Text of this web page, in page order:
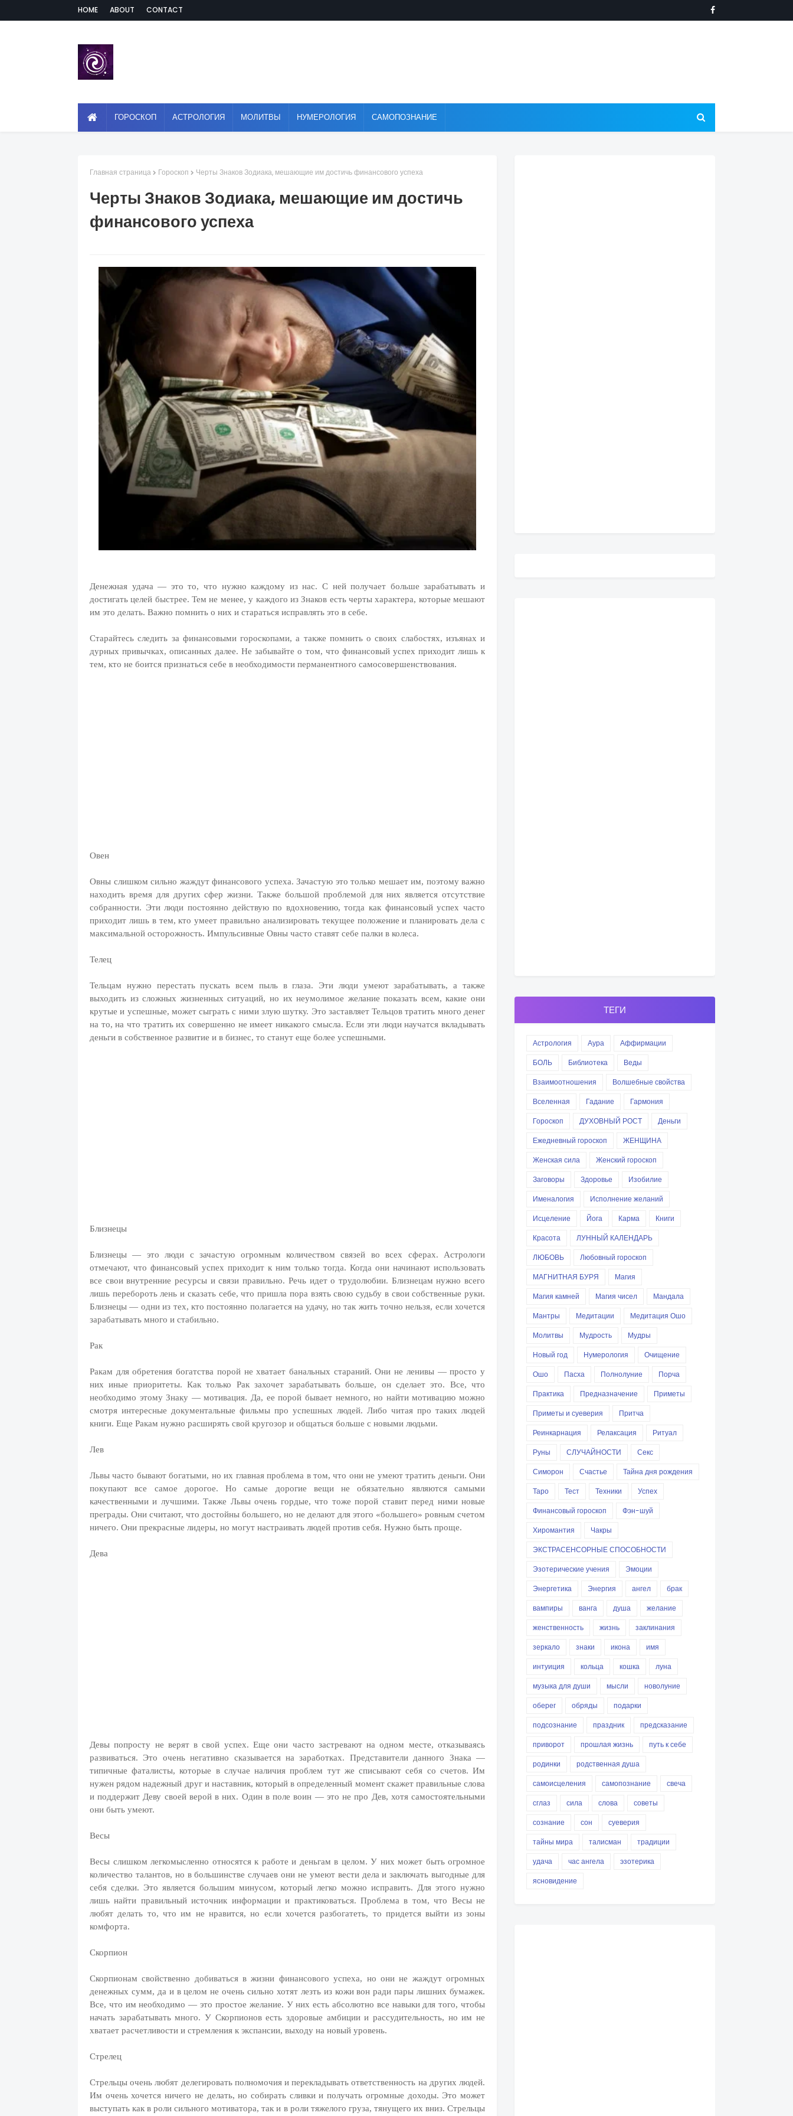
HOME ABOUT CONTACT
ГОРОСКОП АСТРОЛОГИЯ МОЛИТВЫ НУМЕРОЛОГИЯ САМОПОЗНАНИЕ
Главная страница Гороскоп Черты Знаков Зодиака, мешающие им достичь финансового успеха
Черты Знаков Зодиака, мешающие им достичь
финансового успеха
Денежная удача — это то, что нужно каждому из нас. С ней получает больше зарабатывать и
достигать целей быстрее. Тем не менее, у каждого из Знаков есть черты характера, которые мешают
им это делать. Важно помнить о них и стараться исправлять это в себе.
Старайтесь следить за финансовыми гороскопами, а также помнить о своих слабостях, изъянах и
дурных привычках, описанных далее. Не забывайте о том, что финансовый успех приходит лишь к
тем, кто не боится признаться себе в необходимости перманентного самосовершенствования.
Овен
Овны слишком сильно жаждут финансового успеха. Зачастую это только мешает им, поэтому важно
находить время для других сфер жизни. Также большой проблемой для них является отсутствие
собранности. Эти люди постоянно действую по вдохновению, тогда как финансовый успех часто
приходит лишь в тем, кто умеет правильно анализировать текущее положение и планировать дела с
максимальной осторожность. Импульсивные Овны часто ставят себе палки в колеса.
Телец
Тельцам нужно перестать пускать всем пыль в глаза. Эти люди умеют зарабатывать, а также
выходить из сложных жизненных ситуаций, но их неумолимое желание показать всем, какие они
крутые и успешные, может сыграть с ними злую шутку. Это заставляет Тельцов тратить много денег
на то, на что тратить их совершенно не имеет никакого смысла. Если эти люди научатся вкладывать
деньги в собственное развитие и в бизнес, то станут еще более успешными.
Близнецы
Близнецы — это люди с зачастую огромным количеством связей во всех сферах. Астрологи
отмечают, что финансовый успех приходит к ним только тогда. Когда они начинают использовать
все свои внутренние ресурсы и связи правильно. Речь идет о трудолюбии. Близнецам нужно всего
лишь перебороть лень и сказать себе, что пришла пора взять свою судьбу в свои собственные руки.
Близнецы — одни из тех, кто постоянно полагается на удачу, но так жить точно нельзя, если хочется
зарабатывать много и стабильно.
Рак
Ракам для обретения богатства порой не хватает банальных стараний. Они не ленивы — просто у
них иные приоритеты. Как только Рак захочет зарабатывать больше, он сделает это. Все, что
необходимо этому Знаку — мотивация. Да, ее порой бывает немного, но найти мотивацию можно
смотря интересные документальные фильмы про успешных людей. Либо читая про таких людей
книги. Еще Ракам нужно расширять свой кругозор и общаться больше с новыми людьми.
Лев
Львы часто бывают богатыми, но их главная проблема в том, что они не умеют тратить деньги. Они
покупают все самое дорогое. Но самые дорогие вещи не обязательно являются самыми
качественными и лучшими. Также Львы очень гордые, что тоже порой ставит перед ними новые
преграды. Они считают, что достойны большего, но не делают для этого «большего» ровным счетом
ничего. Они прекрасные лидеры, но могут настраивать людей против себя. Нужно быть проще.
Дева
Девы попросту не верят в свой успех. Еще они часто застревают на одном месте, отказываясь
развиваться. Это очень негативно сказывается на заработках. Представители данного Знака —
типичные фаталисты, которые в случае наличия проблем тут же списывают себя со счетов. Им
нужен рядом надежный друг и наставник, который в определенный момент скажет правильные слова
и поддержит Деву своей верой в них. Один в поле воин — это не про Дев, хотя самостоятельными
они быть умеют.
Весы
Весы слишком легкомысленно относятся к работе и деньгам в целом. У них может быть огромное
количество талантов, но в большинстве случаев они не умеют вести дела и заключать выгодные для
себя сделки. Это является большим минусом, который легко можно исправить. Для этого нужно
лишь найти правильный источник информации и практиковаться. Проблема в том, что Весы не
любят делать то, что им не нравится, но если хочется разбогатеть, то придется выйти из зоны
комфорта.
Скорпион
Скорпионам свойственно добиваться в жизни финансового успеха, но они не жаждут огромных
денежных сумм, да и в целом не очень сильно хотят лезть из кожи вон ради пары лишних бумажек.
Все, что им необходимо — это простое желание. У них есть абсолютно все навыки для того, чтобы
начать зарабатывать много. У Скорпионов есть здоровые амбиции и рассудительность, но им не
хватает расчетливости и стремления к экспансии, выходу на новый уровень.
Стрелец
Стрельцы очень любят делегировать полномочия и перекладывать ответственность на других людей.
Им очень хочется ничего не делать, но собирать сливки и получать огромные доходы. Это может
выступать как в роли сильного мотиватора, так и в роли тяжелого груза, тянущего их вниз. Стрельцы
ТЕГИ
Астрология Аура
Аффирмации
БОЛЬ
Библиотека
Веды
Взаимоотношения
Волшебные свойства
Вселенная
Гадание
Гармония
Гороскоп
ДУХОВНЫЙ РОСТ
Деньги
Ежедневный гороскоп
ЖЕНЩИНА
Женская сила
Женский гороскоп
Заговоры
Здоровье
Изобилие
Именалогия
Исполнение желаний
Исцеление
Йога Карма
Книги
Красота
ЛУННЫЙ КАЛЕНДАРЬ
ЛЮБОВЬ
Любовный гороскоп
МАГНИТНАЯ БУРЯ
Магия
Магия камней
Магия чисел
Мандала
Мантры
Медитации
Медитация Ошо
Молитвы
Мудрость
Мудры
Новый год
Нумерология
Очищение
Ошо
Пасха Полнолуние
Порча
Практика
Предназначение
Приметы
Приметы и суеверия
Притча
Реинкарнация
Релаксация
Ритуал
Руны
СЛУЧАЙНОСТИ
Секс
Симорон
Счастье
Тайна дня рождения
Таро
Тест Техники
Успех
Финансовый гороскоп
Фэн-шуй
Хиромантия
Чакры
ЭКСТРАСЕНСОРНЫЕ СПОСОБНОСТИ
Эзотерические учения
Эмоции
Энергетика
Энергия ангел
брак
вампиры
ванга душа
желание
женственность
жизнь
заклинания
зеркало
знаки икона
имя
интуиция
кольца кошка
луна
музыка для души
мысли
новолуние
оберег
обряды
подарки
подсознание
праздник
предсказание
приворот
прошлая жизнь
путь к себе
родинки
родственная душа
самоисцеления
самопознание
свеча
сглаз
сила слова
советы
сознание
сон
суеверия
тайны мира
талисман
традиции
удача
час ангела
эзотерика
ясновидение